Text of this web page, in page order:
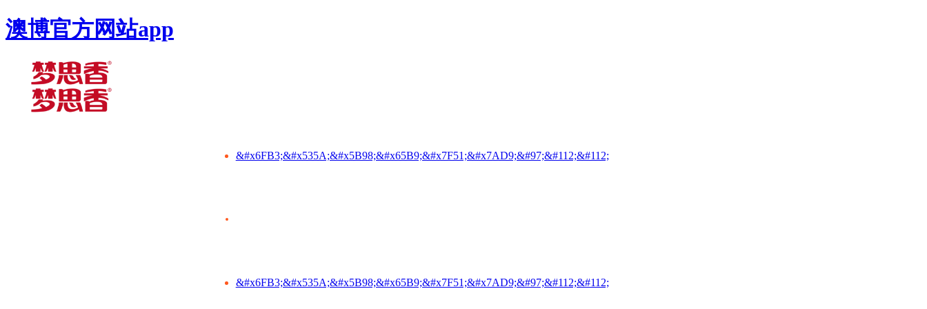
澳博官方网站app
&#x6FB3;&#x535A;&#x5B98;&#x65B9;&#x7F51;&#x7AD9;&#97;&#112;&#112;
&#x6FB3;&#x535A;&#x5B98;&#x65B9;&#x7F51;&#x7AD9;&#97;&#112;&#112;